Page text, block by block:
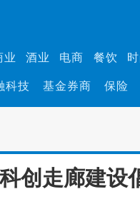
业 酒业 电商 餐饮
科技 基金券商 保险
创走廊建设